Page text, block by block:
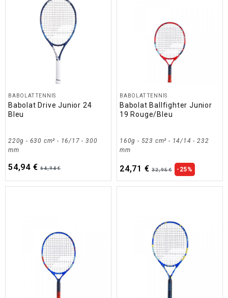
BABOLAT TENNIS
Babolat Drive Junior 24
Bleu
220g - 630 cm² - 16/17 - 300
mm
54,94 € 64,94 €
BABOLAT TENNIS
Babolat Ballfighter Junior
19 Rouge/Bleu
160g - 523 cm² - 14/14 - 232
mm
24,71 € 32,95 € -25%